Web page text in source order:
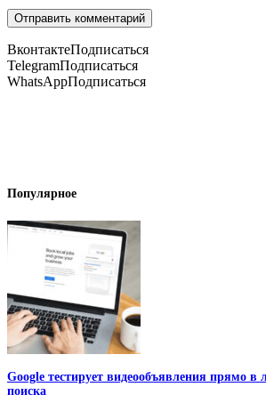
ВконтактеПодписаться
TelegramПодписаться
WhatsAppПодписаться
Популярное
Google тестирует видеообъявления прямо в
поиска